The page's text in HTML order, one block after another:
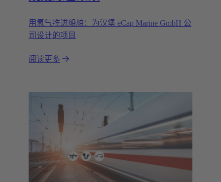
用氢气推进船舶：为汉堡 eCap Marine GmbH 公
司设计的项目
阅读更多